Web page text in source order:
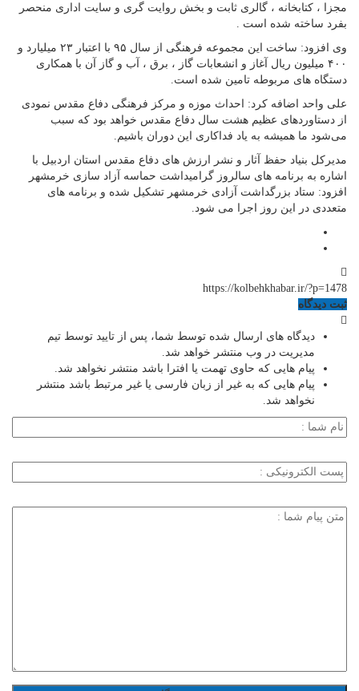
مجزا ، کتابخانه ، گالری ثابت و بخش روایت گری و سایت اداری منحصر
بفرد ساخته شده است .
وی افزود: ساخت این مجموعه فرهنگی از سال ۹۵ با اعتبار ۲۳ میلیارد و
۴۰۰ میلیون ریال آغاز و انشعابات گاز ، برق ، آب و گاز آن با همکاری
دستگاه های مربوطه تامین شده است.
علی واحد اضافه کرد: احداث موزه و مرکز فرهنگی دفاع مقدس نمودی
از دستاوردهای عظیم هشت سال دفاع مقدس خواهد بود که سبب
می‌شود ما همیشه به یاد فداکاری این دوران باشیم.
مدیرکل بنیاد حفظ آثار و نشر ارزش های دفاع مقدس استان اردبیل با
اشاره به برنامه های سالروز گرامیداشت حماسه آزاد سازی خرمشهر
افزود: ستاد بزرگداشت آزادی خرمشهر تشکیل شده و برنامه های
متعددی در این روز اجرا می شود.
https://kolbehkhabar.ir/?p=1478
ثبت دیدگاه
دیدگاه های ارسال شده توسط شما، پس از تایید توسط تیم
مدیریت در وب منتشر خواهد شد.
پیام هایی که حاوی تهمت یا افترا باشد منتشر نخواهد شد.
پیام هایی که به غیر از زبان فارسی یا غیر مرتبط باشد منتشر
نخواهد شد.